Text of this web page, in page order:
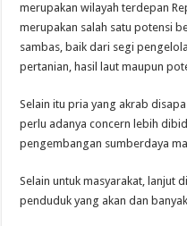
merupakan wilayah terdepan
merupakan salah satu potensi
sambas, baik dari segi
pertanian, hasil laut maupun
Selain itu pria yang akrab
perlu adanya concern lebih
pengembangan sumberdaya
Selain untuk masyarakat, lanjut
penduduk yang akan dan